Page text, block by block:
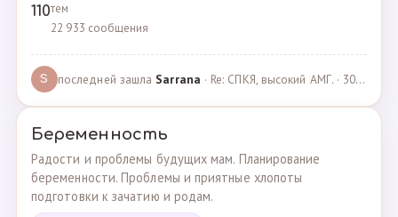
110тем
22 933 сообщения
S последней зашла Sarrana · Re: СПКЯ, высокий АМГ. · 30.04.2025
Беременность
Радости и проблемы будущих мам. Планирование
беременности. Проблемы и приятные хлопоты
подготовки к зачатию и родам.